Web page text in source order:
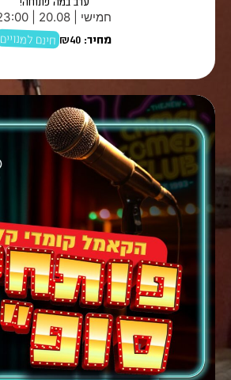
חמישי | 20.08 | 23:00
מחיר: ₪40 חינם למנויים